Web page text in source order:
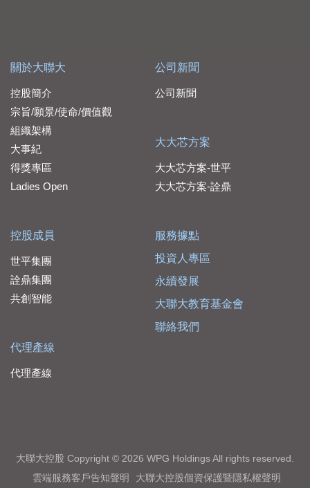
關於大聯大
控股簡介
宗旨/願景/使命/價值觀
組織架構
大事紀
得獎專區
Ladies Open
控股成員
世平集團
詮鼎集團
共創智能
代理產線
代理產線
公司新聞
公司新聞
大大芯方案
大大芯方案-世平
大大芯方案-詮鼎
服務據點
投資人專區
永續發展
大聯大教育基金會
聯絡我們
大聯大控股 Copyright © 2026 WPG Holdings All rights reserved.
雲端服務客戶告知聲明
大聯大控股個資保護暨隱私權聲明